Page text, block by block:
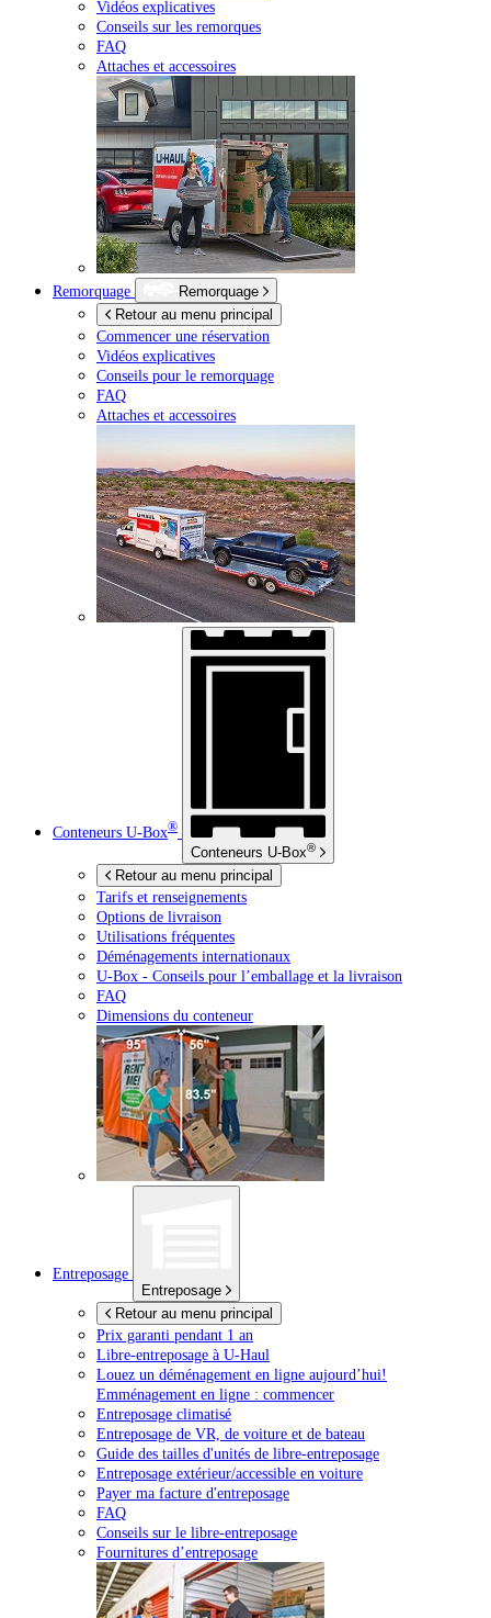
Vidéos explicatives
Conseils sur les remorques
FAQ
Attaches et accessoires
Remorquage
Remorquage
Retour au menu principal
Commencer une réservation
Vidéos explicatives
Conseils pour le remorquage
FAQ
Attaches et accessoires
Conteneurs U-Box®
Conteneurs U-Box®
Retour au menu principal
Tarifs et renseignements
Options de livraison
Utilisations fréquentes
Déménagements internationaux
U-Box - Conseils pour l’emballage et la livraison
FAQ
Dimensions du conteneur
Entreposage
Entreposage
Retour au menu principal
Prix garanti pendant 1 an
Libre-entreposage à U-Haul
Louez un déménagement en ligne aujourd’hui!
Emménagement en ligne : commencer
Entreposage climatisé
Entreposage de VR, de voiture et de bateau
Guide des tailles d'unités de libre-entreposage
Entreposage extérieur/accessible en voiture
Payer ma facture d'entreposage
FAQ
Conseils sur le libre-entreposage
Fournitures d’entreposage